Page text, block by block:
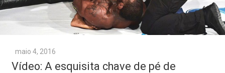
maio 4, 2016
Vídeo: A esquisita chave de pé de